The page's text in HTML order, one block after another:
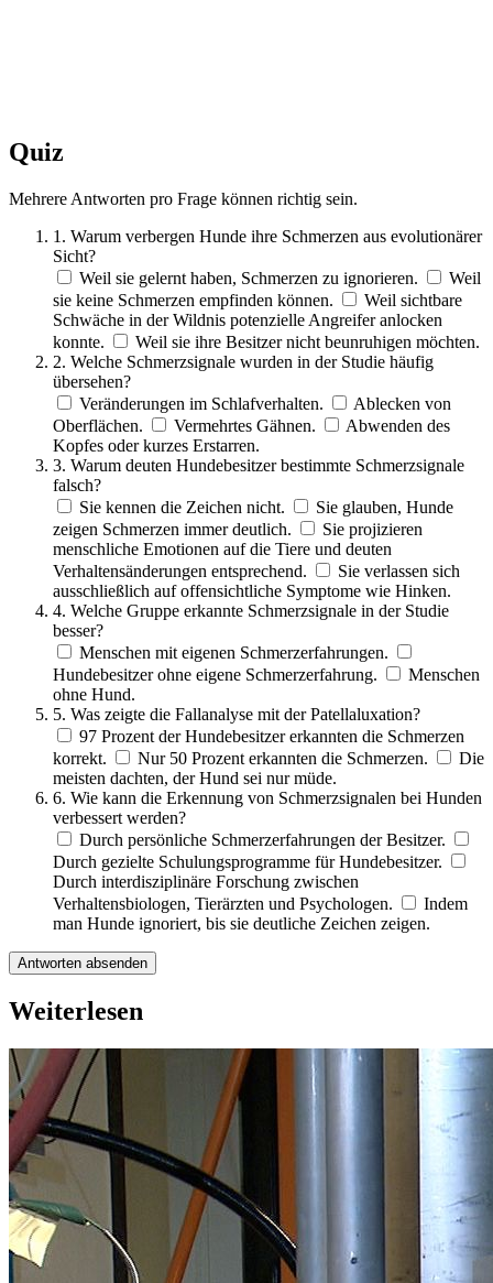
Quiz
Mehrere Antworten pro Frage können richtig sein.
1. Warum verbergen Hunde ihre Schmerzen aus evolutionärer
Sicht?
Weil sie gelernt haben, Schmerzen zu ignorieren.
Weil
sie keine Schmerzen empfinden können.
Weil sichtbare
Schwäche in der Wildnis potenzielle Angreifer anlocken
konnte.
Weil sie ihre Besitzer nicht beunruhigen möchten.
2. Welche Schmerzsignale wurden in der Studie häufig
übersehen?
Veränderungen im Schlafverhalten.
Ablecken von
Oberflächen.
Vermehrtes Gähnen.
Abwenden des
Kopfes oder kurzes Erstarren.
3. Warum deuten Hundebesitzer bestimmte Schmerzsignale
falsch?
Sie kennen die Zeichen nicht.
Sie glauben, Hunde
zeigen Schmerzen immer deutlich.
Sie projizieren
menschliche Emotionen auf die Tiere und deuten
Verhaltensänderungen entsprechend.
Sie verlassen sich
ausschließlich auf offensichtliche Symptome wie Hinken.
4. Welche Gruppe erkannte Schmerzsignale in der Studie
besser?
Menschen mit eigenen Schmerzerfahrungen.
Hundebesitzer ohne eigene Schmerzerfahrung.
Menschen
ohne Hund.
5. Was zeigte die Fallanalyse mit der Patellaluxation?
97 Prozent der Hundebesitzer erkannten die Schmerzen
korrekt.
Nur 50 Prozent erkannten die Schmerzen.
Die
meisten dachten, der Hund sei nur müde.
6. Wie kann die Erkennung von Schmerzsignalen bei Hunden
verbessert werden?
Durch persönliche Schmerzerfahrungen der Besitzer.
Durch gezielte Schulungsprogramme für Hundebesitzer.
Durch interdisziplinäre Forschung zwischen
Verhaltensbiologen, Tierärzten und Psychologen.
Indem
man Hunde ignoriert, bis sie deutliche Zeichen zeigen.
Antworten absenden
Weiterlesen